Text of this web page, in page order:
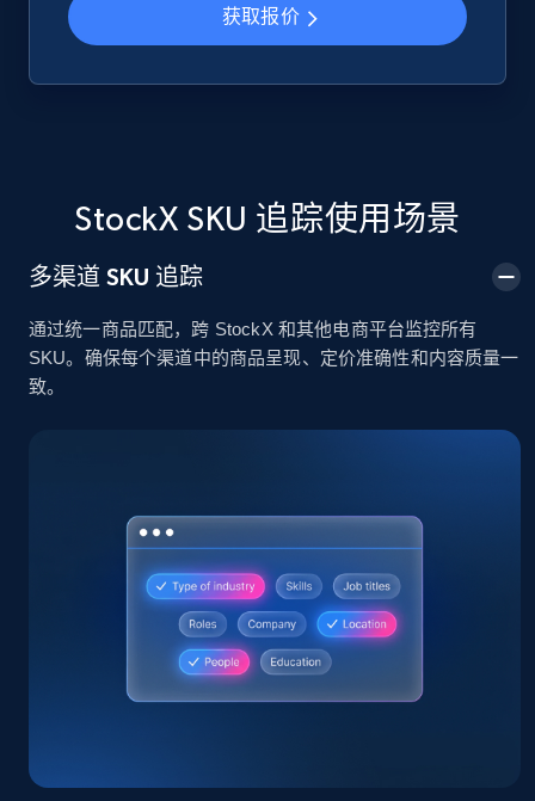
2.4K+ 199+ 立即开始
Google Shopping - collects products from
web using keywords
Rating, Reviews count, Images, Variations, and
2.4K+ 199+ 立即开始
Amazon products global dataset
Title, Seller name, Brand, Description, Initial
price, Currency, Availability, Reviews count, and
2.1K+ 375+
获取报价
StockX SKU 追踪使用场景
多渠道 SKU 追踪
通过统一商品匹配，跨 StockX 和其他电商平台监控所有
SKU。确保每个渠道中的商品呈现、定价准确性和内容质量一
致。